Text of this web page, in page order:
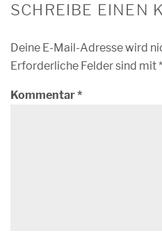
SCHREIBE EINEN
Deine E-Mail-Adresse wird
Erforderliche Felder sind mit*
Kommentar*